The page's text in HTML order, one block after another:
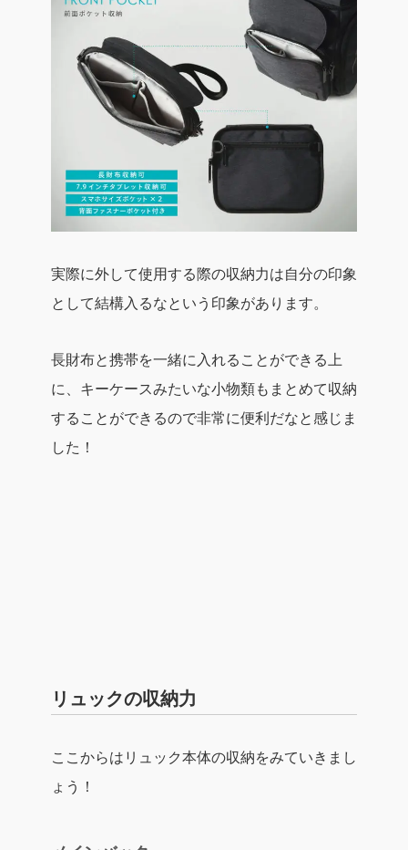
実際に外して使用する際の収納力は自分の印象
として結構入るなという印象があります。
長財布と携帯を一緒に入れることができる上
に、キーケースみたいな小物類もまとめて収納
することができるので非常に便利だなと感じま
した！
リュックの収納力
ここからはリュック本体の収納をみていきまし
ょう！